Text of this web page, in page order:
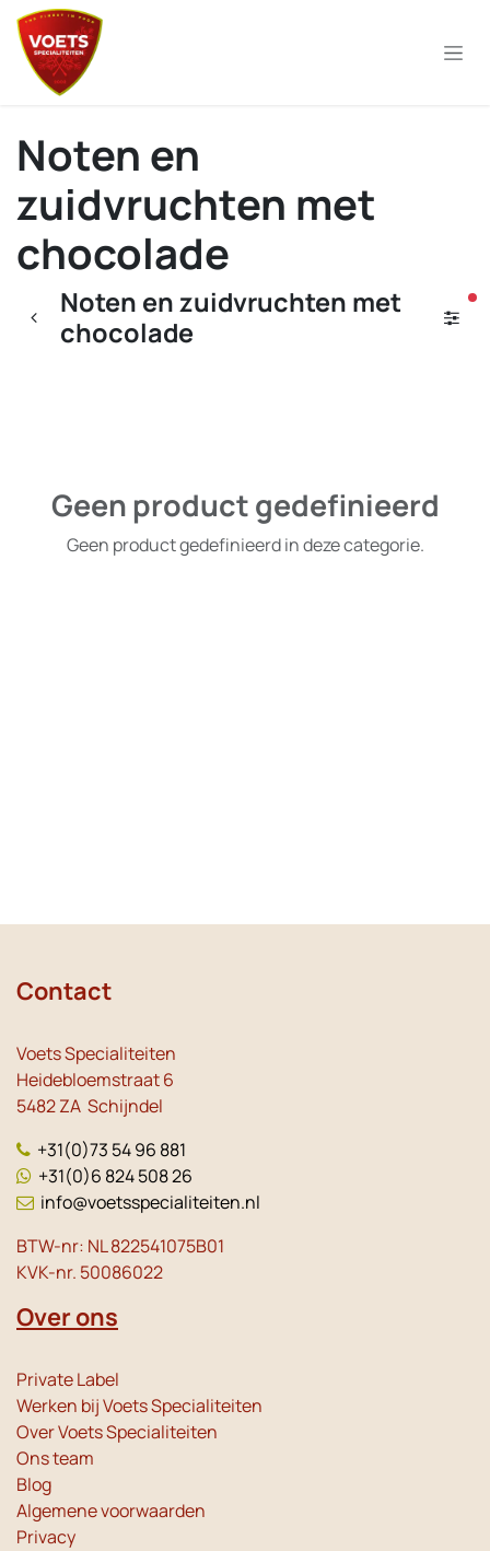
Overslaan naar inhoud
Noten en
zuidvruchten met
chocolade
Noten en zuidvruchten met
chocolade
Geen product gedefinieerd
Geen product gedefinieerd in deze categorie.
Contact
Voets Specialiteiten
Heidebloemstraat 6
5482 ZA Schijndel
+31(0)73 54 96 881
+31(0)6 824 508 26
info@voetsspecialiteiten.nl
BTW-nr: NL 822541075B01
KVK-nr. 50086022
Over ons
Private Label
Werken bij Voets Specialiteiten
Over Voets Specialiteiten
Ons team
Blog
Algemene voorwaarden
Privacy